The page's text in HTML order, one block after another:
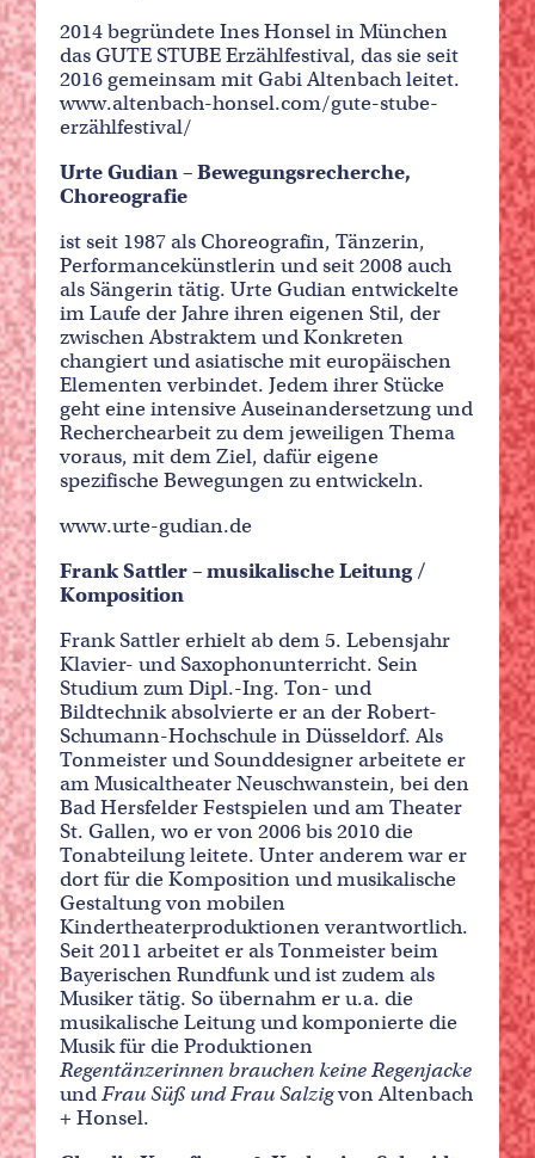
2014 begründete Ines Honsel in München
das GUTE STUBE Erzählfestival, das sie seit
2016 gemeinsam mit Gabi Altenbach leitet.
www.altenbach-honsel.com/gute-stube-
erzählfestival/
Urte Gudian – Bewegungsrecherche,
Choreografie
ist seit 1987 als Choreografin, Tänzerin,
Performancekünstlerin und seit 2008 auch
als Sängerin tätig. Urte Gudian entwickelte
im Laufe der Jahre ihren eigenen Stil, der
zwischen Abstraktem und Konkreten
changiert und asiatische mit europäischen
Elementen verbindet. Jedem ihrer Stücke
geht eine intensive Auseinandersetzung und
Recherchearbeit zu dem jeweiligen Thema
voraus, mit dem Ziel, dafür eigene
spezifische Bewegungen zu entwickeln.
www.urte-gudian.de
Frank Sattler – musikalische Leitung /
Komposition
Frank Sattler erhielt ab dem 5. Lebensjahr
Klavier- und Saxophonunterricht. Sein
Studium zum Dipl.-Ing. Ton- und
Bildtechnik absolvierte er an der Robert-
Schumann-Hochschule in Düsseldorf. Als
Tonmeister und Sounddesigner arbeitete er
am Musicaltheater Neuschwanstein, bei den
Bad Hersfelder Festspielen und am Theater
St. Gallen, wo er von 2006 bis 2010 die
Tonabteilung leitete. Unter anderem war er
dort für die Komposition und musikalische
Gestaltung von mobilen
Kindertheaterproduktionen verantwortlich.
Seit 2011 arbeitet er als Tonmeister beim
Bayerischen Rundfunk und ist zudem als
Musiker tätig. So übernahm er u.a. die
musikalische Leitung und komponierte die
Musik für die Produktionen
Regentänzerinnen brauchen keine Regenjacke
undFrau Süß und Frau Salzigvon Altenbach
+ Honsel.